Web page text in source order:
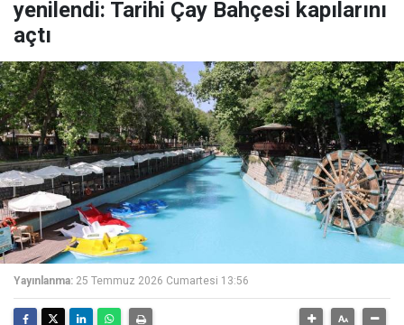
yenilendi: Tarihi Çay Bahçesi kapılarını
açtı
Yayınlanma: 25 Temmuz 2026 Cumartesi 13:56